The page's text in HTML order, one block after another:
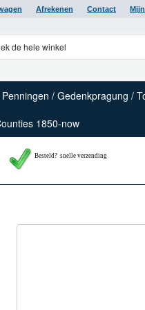
Afrekenen Contact
Penningen / Gedenkpragung /
1850-now
Besteld? snelle verzending